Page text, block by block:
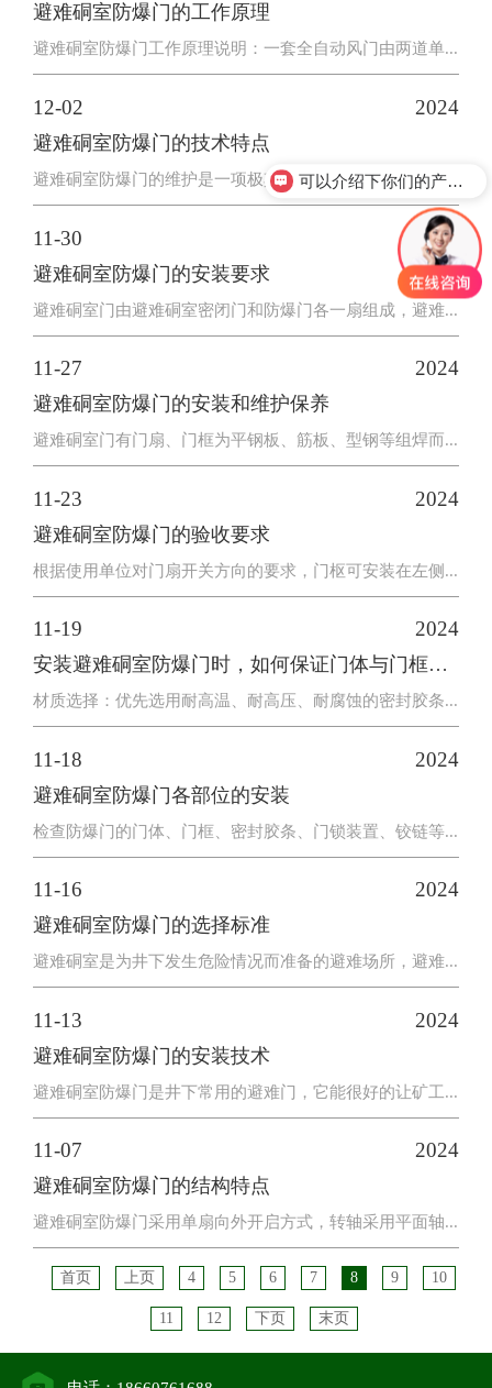
避难硐室防爆门的工作原理
避难硐室防爆门工作原理说明：一套全自动风门由两道单...
12-02 2024
避难硐室防爆门的技术特点
避难硐室防爆门的维护是一项极其重要的经常性的工作，...
11-30 2024
避难硐室防爆门的安装要求
避难硐室门由避难硐室密闭门和防爆门各一扇组成，避难...
11-27 2024
避难硐室防爆门的安装和维护保养
避难硐室门有门扇、门框为平钢板、筋板、型钢等组焊而...
11-23 2024
避难硐室防爆门的验收要求
根据使用单位对门扇开关方向的要求，门枢可安装在左侧...
11-19 2024
安装避难硐室防爆门时，如何保证门体与门框之
间的密封性能？
材质选择：优先选用耐高温、耐高压、耐腐蚀的密封胶条...
11-18 2024
避难硐室防爆门各部位的安装
检查防爆门的门体、门框、密封胶条、门锁装置、铰链等...
11-16 2024
避难硐室防爆门的选择标准
避难硐室是为井下发生危险情况而准备的避难场所，避难...
11-13 2024
避难硐室防爆门的安装技术
避难硐室防爆门是井下常用的避难门，它能很好的让矿工...
11-07 2024
避难硐室防爆门的结构特点
避难硐室防爆门采用单扇向外开启方式，转轴采用平面轴...
首页 上页 4 5 6 7 8 9 10
11 12 下页 末页
可以介绍下你们的产品么？